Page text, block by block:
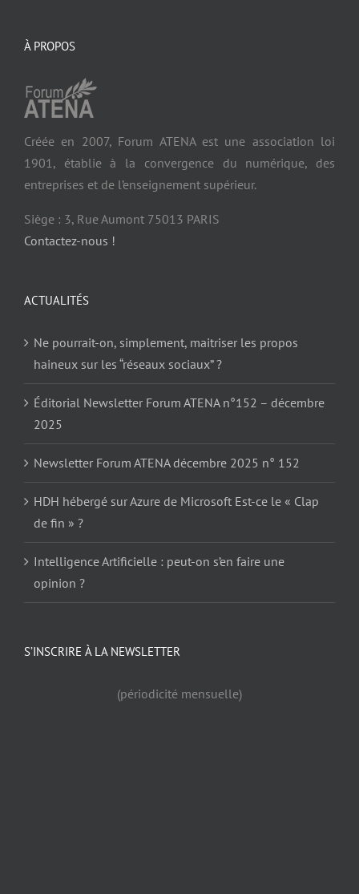
À PROPOS
Créée en 2007, Forum ATENA est une association loi
1901, établie à la convergence du numérique, des
entreprises et de l’enseignement supérieur.
Siège : 3, Rue Aumont 75013 PARIS
Contactez-nous !
ACTUALITÉS
Ne pourrait-on, simplement, maitriser les propos
haineux sur les “réseaux sociaux” ?
Éditorial Newsletter Forum ATENA n°152 – décembre
2025
Newsletter Forum ATENA décembre 2025 n° 152
HDH hébergé sur Azure de Microsoft Est-ce le « Clap
de fin » ?
Intelligence Artificielle : peut-on s’en faire une
opinion ?
S’INSCRIRE À LA NEWSLETTER
(périodicité mensuelle)